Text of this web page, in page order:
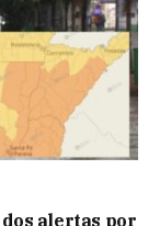
alertas por